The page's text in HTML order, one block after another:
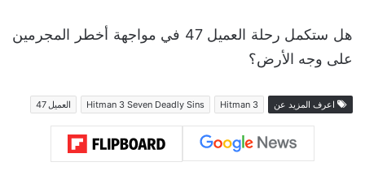
هل ستكمل رحلة العميل 47 في مواجهة أخطر المجرمين
على وجه الأرض؟
اعرف المزيد عن Hitman 3
Hitman 3 Seven Deadly Sins العميل 47